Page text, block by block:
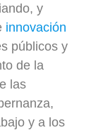
y
innovación
públicos y
de la
las
y a los